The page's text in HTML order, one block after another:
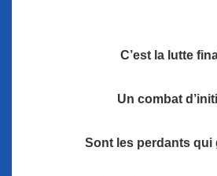
C’est la lutte
Un combat
Sont les perdants qui